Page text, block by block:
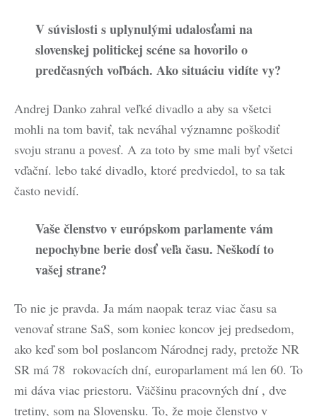
V súvislosti s uplynulými udalosťami na
slovenskej politickej scéne sa hovorilo o
predčasných voľbách. Ako situáciu vidíte vy?
Andrej Danko zahral veľké divadlo a aby sa všetci
mohli na tom baviť, tak neváhal významne poškodiť
svoju stranu a povesť. A za toto by sme mali byť všetci
vďační. lebo také divadlo, ktoré predviedol, to sa tak
často nevidí.
Vaše členstvo v európskom parlamente vám
nepochybne berie dosť veľa času. Neškodí to
vašej strane?
To nie je pravda. Ja mám naopak teraz viac času sa
venovať strane SaS, som koniec koncov jej predsedom,
ako keď som bol poslancom Národnej rady, pretože NR
SR má 78 rokovacích dní, europarlament má len 60. To
mi dáva viac priestoru. Väčšinu pracovných dní , dve
tretiny, som na Slovensku. To, že moje členstvo v